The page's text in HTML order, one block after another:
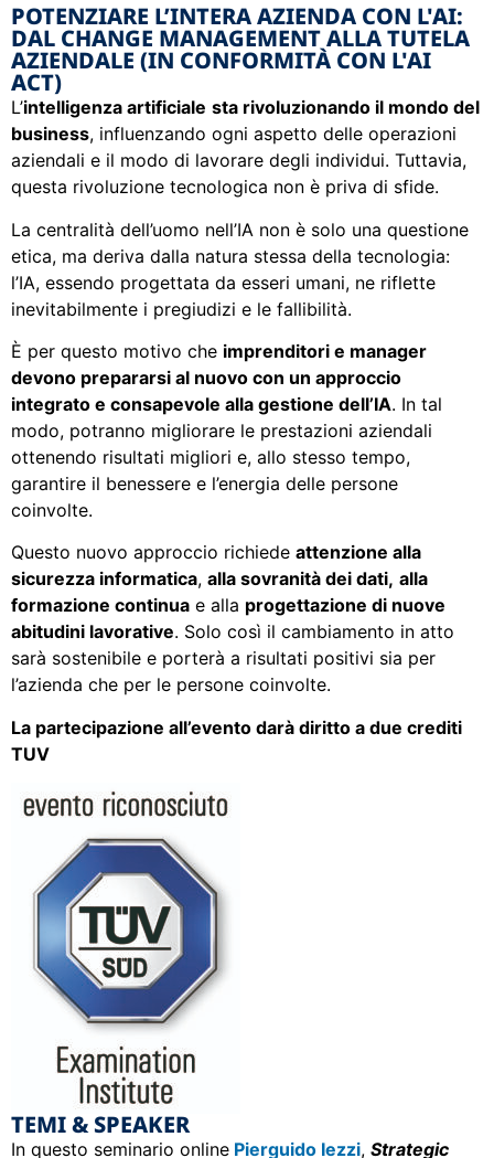
POTENZIARE L’INTERA AZIENDA CON L'AI:
DAL CHANGE MANAGEMENT ALLA TUTELA
AZIENDALE (IN CONFORMITÀ CON L'AI
ACT)
L’intelligenza artificiale sta rivoluzionando il mondo del
business, influenzando ogni aspetto delle operazioni
aziendali e il modo di lavorare degli individui. Tuttavia,
questa rivoluzione tecnologica non è priva di sfide.
La centralità dell’uomo nell’IA non è solo una questione
etica, ma deriva dalla natura stessa della tecnologia:
l’IA, essendo progettata da esseri umani, ne riflette
inevitabilmente i pregiudizi e le fallibilità.
È per questo motivo che imprenditori e manager
devono prepararsi al nuovo con un approccio
integrato e consapevole alla gestione dell’IA. In tal
modo, potranno migliorare le prestazioni aziendali
ottenendo risultati migliori e, allo stesso tempo,
garantire il benessere e l’energia delle persone
coinvolte.
Questo nuovo approccio richiede attenzione alla
sicurezza informatica, alla sovranità dei dati, alla
formazione continua e alla progettazione di nuove
abitudini lavorative. Solo così il cambiamento in atto
sarà sostenibile e porterà a risultati positivi sia per
l’azienda che per le persone coinvolte.
La partecipazione all’evento darà diritto a due crediti
TUV
TEMI & SPEAKER
In questo seminario online Pierguido Iezzi, Strategic